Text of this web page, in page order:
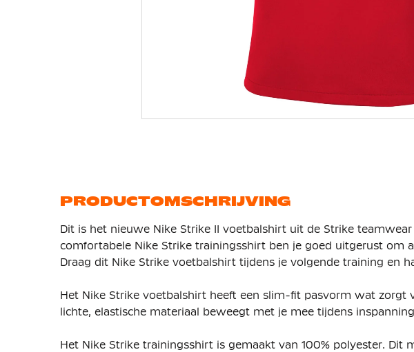
gallerij
PRODUCTOMSCHRIJVING
Dit is het nieuwe Nike Strike II voetbalshirt uit de Strike
comfortabele Nike Strike trainingsshirt ben je goed uitgerust om
Draag dit Nike Strike voetbalshirt tijdens je volgende training en
Het Nike Strike voetbalshirt heeft een slim-fit pasvorm wat zorgt
lichte, elastische materiaal beweegt met je mee tijdens
Het Nike Strike trainingsshirt is gemaakt van 100% polyester. Dit